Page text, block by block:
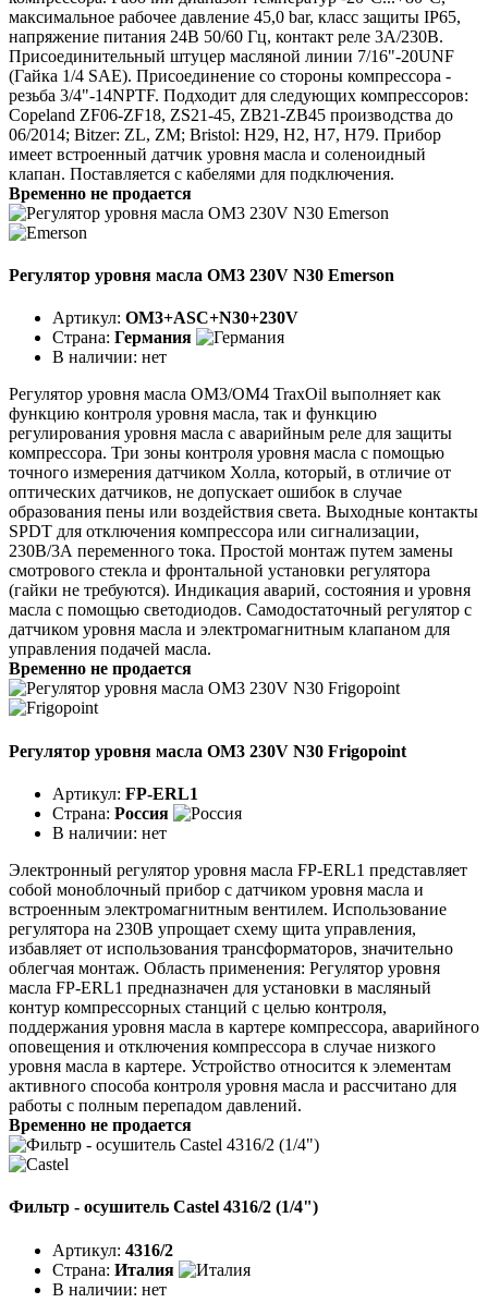
максимальное рабочее давление 45,0 bar, класс защиты IP65,
напряжение питания 24В 50/60 Гц, контакт реле 3А/230В.
Присоединительный штуцер масляной линии 7/16"-20UNF
(Гайка 1/4 SAE). Присоединение со стороны компрессора -
резьба 3/4"-14NPTF. Подходит для следующих компрессоров:
Copeland ZF06-ZF18, ZS21-45, ZB21-ZB45 производства до
06/2014; Bitzer: ZL, ZM; Bristol: H29, H2, H7, H79. Прибор
имеет встроенный датчик уровня масла и соленоидный
клапан. Поставляется с кабелями для подключения.
Временно не продается
Регулятор уровня масла OM3 230V N30 Emerson
Артикул: OM3+ASC+N30+230V
Страна: Германия
В наличии: нет
Регулятор уровня масла ОМ3/ОМ4 TraxOil выполняет как
функцию контроля уровня масла, так и функцию
регулирования уровня масла с аварийным реле для защиты
компрессора. Три зоны контроля уровня масла с помощью
точного измерения датчиком Холла, который, в отличие от
оптических датчиков, не допускает ошибок в случае
образования пены или воздействия света. Выходные контакты
SPDT для отключения компрессора или сигнализации,
230В/3А переменного тока. Простой монтаж путем замены
смотрового стекла и фронтальной установки регулятора
(гайки не требуются). Индикация аварий, состояния и уровня
масла с помощью светодиодов. Самодостаточный регулятор с
датчиком уровня масла и электромагнитным клапаном для
управления подачей масла.
Временно не продается
Регулятор уровня масла OM3 230V N30 Frigopoint
Артикул: FP-ERL1
Страна: Россия
В наличии: нет
Электронный регулятор уровня масла FP-ERL1 представляет
собой моноблочный прибор с датчиком уровня масла и
встроенным электромагнитным вентилем. Использование
регулятора на 230В упрощает схему щита управления,
избавляет от использования трансформаторов, значительно
облегчая монтаж. Область применения: Регулятор уровня
масла FP-ERL1 предназначен для установки в масляный
контур компрессорных станций с целью контроля,
поддержания уровня масла в картере компрессора, аварийного
оповещения и отключения компрессора в случае низкого
уровня масла в картере. Устройство относится к элементам
активного способа контроля уровня масла и рассчитано для
работы с полным перепадом давлений.
Временно не продается
Фильтр - осушитель Castel 4316/2 (1/4")
Артикул: 4316/2
Страна: Италия
В наличии: нет